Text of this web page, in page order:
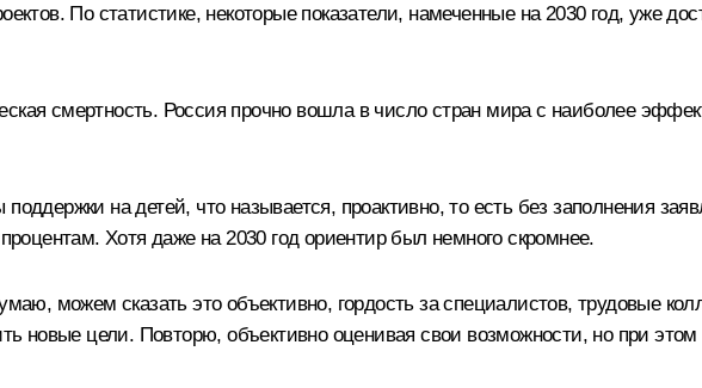
По статистике, некоторые показатели, намеченные на 2030 год, уже
смертность. Россия прочно вошла в число стран мира с наиболее
на детей, что называется, проактивно, то есть без заполнения
Хотя даже на 2030 год ориентир был немного скромнее.
можем сказать это объективно, гордость за специалистов, трудовые
новые цели. Повторю, объективно оценивая свои возможности, но при